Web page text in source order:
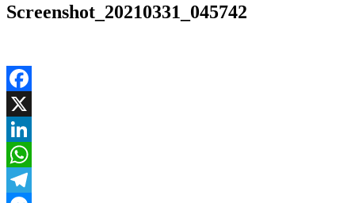
Screenshot_20210331_045742
Facebook
X
LinkedIn
WhatsApp